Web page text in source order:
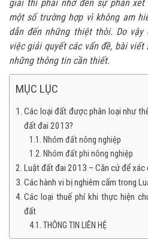
giải thì phải nhờ đến sự phán
một số trường hợp vì không am
dẫn đến những thiệt thòi. Do
việc giải quyết các vấn đề, bài viết
những thông tin cần thiết.
MỤC LỤC
Các loại đất được phân loại như
đất đai 2013?
Nhóm đất nông nghiệp
Nhóm đất phi nông nghiệp
Luật đất đai 2013 – Căn cứ để xác
Các hành vi bị nghiêm cấm trong
Các loại thuế phí khi thực hiện
đất
THÔNG TIN LIÊN HỆ